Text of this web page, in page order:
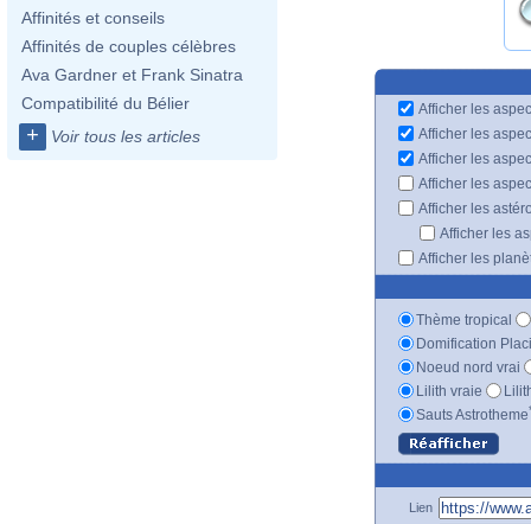
Affinités et conseils
Affinités de couples célèbres
Ava Gardner et Frank Sinatra
Compatibilité du Bélier
+ Voir tous les articles
Afficher les
Afficher les
Afficher les
Afficher les
Afficher les
Afficher les
Afficher les
Thème tropical
Domification
Noeud nord vrai
Lilith vraie
Sauts Astrotheme
Lien